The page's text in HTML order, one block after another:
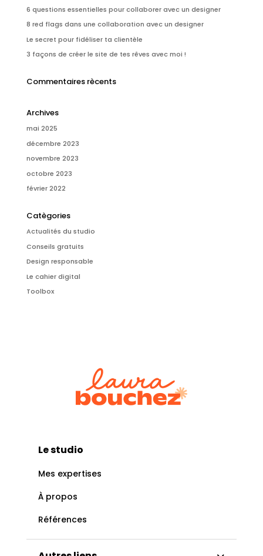
6 questions essentielles pour collaborer avec un designer
8 red flags dans une collaboration avec un designer
Le secret pour fidéliser ta clientèle
3 façons de créer le site de tes rêves avec moi !
Commentaires rècents
Archives
mai 2025
décembre 2023
novembre 2023
octobre 2023
février 2022
Catègories
Actualités du studio
Conseils gratuits
Design responsable
Le cahier digital
Toolbox
Le studio
Mes expertises
À propos
Références